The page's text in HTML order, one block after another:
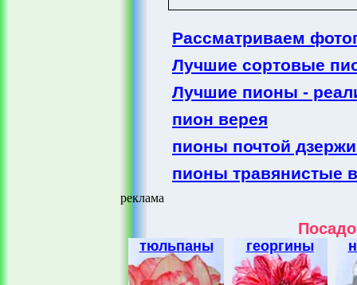
Рассматриваем
Лучшие сортовые
Лучшие пионы -
пион верея
пионы почтой
пионы травянистые
реклама
тюльпаны георгины